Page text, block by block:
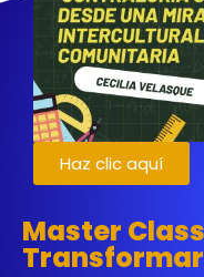
Haz clic aquí
Master